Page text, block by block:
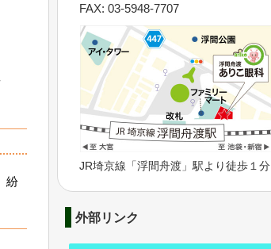
紛
FAX: 03-5948-7707
JR埼京線「浮間舟渡」駅より徒歩１分
外部リンク